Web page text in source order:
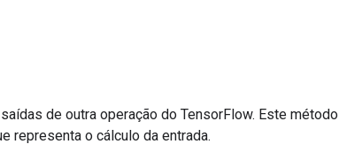
de outra operação do TensorFlow. Este método
representa o cálculo da entrada.